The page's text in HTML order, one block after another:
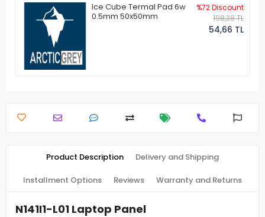
Ice Cube Termal Pad 6w
0.5mm 50x50mm
%72 Discount
198,38 TL
54,66 TL
Product Description Delivery and Shipping
Installment Options Reviews Warranty and Returns
N141I1-L01 Laptop Panel